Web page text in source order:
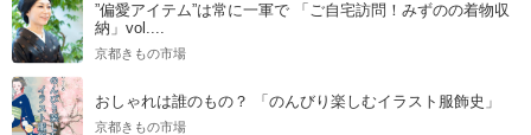
”偏愛アイテム”は常に一軍で 「ご自宅訪問！みずのの着物収
納」vol....
京都きもの市場
おしゃれは誰のもの？ 「のんびり楽しむイラスト服飾史」
京都きもの市場